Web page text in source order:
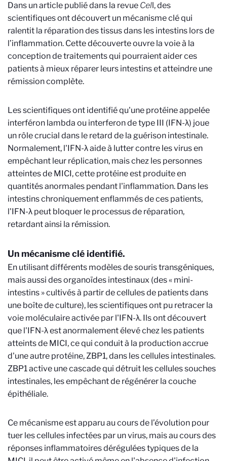
Dans un article publié dans la revue Cell, des
scientifiques ont découvert un mécanisme clé qui
ralentit la réparation des tissus dans les intestins lors de
l’inflammation. Cette découverte ouvre la voie à la
conception de traitements qui pourraient aider ces
patients à mieux réparer leurs intestins et atteindre une
rémission complète.
Les scientifiques ont identifié qu'une protéine appelée
interféron lambda ou interferon de type III (IFN-λ) joue
un rôle crucial dans le retard de la guérison intestinale.
Normalement, l'IFN-λ aide à lutter contre les virus en
empêchant leur réplication, mais chez les personnes
atteintes de MICI, cette protéine est produite en
quantités anormales pendant l'inflammation. Dans les
intestins chroniquement enflammés de ces patients,
l'IFN-λ peut bloquer le processus de réparation,
retardant ainsi la rémission.
Un mécanisme clé identifié.
En utilisant différents modèles de souris transgéniques,
mais aussi des organoïdes intestinaux (des « mini-
intestins » cultivés à partir de cellules de patients dans
une boîte de culture), les scientifiques ont pu retracer la
voie moléculaire activée par l'IFN-λ. Ils ont découvert
que l'IFN-λ est anormalement élevé chez les patients
atteints de MICI, ce qui conduit à la production accrue
d'une autre protéine, ZBP1, dans les cellules intestinales.
ZBP1 active une cascade qui détruit les cellules souches
intestinales, les empêchant de régénérer la couche
épithéliale.
Ce mécanisme est apparu au cours de l’évolution pour
tuer les cellules infectées par un virus, mais au cours des
réponses inflammatoires dérégulées typiques de la